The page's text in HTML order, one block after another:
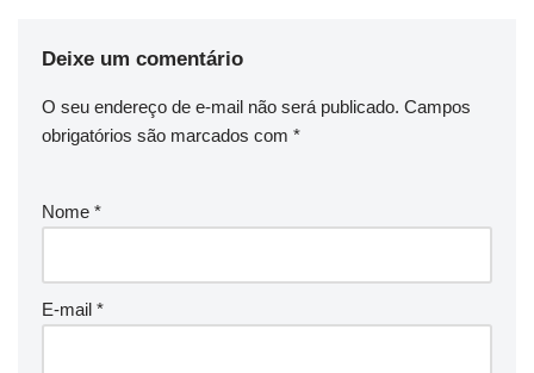
Deixe um comentário
O seu endereço de e-mail não será publicado. Campos
obrigatórios são marcados com *
Nome *
E-mail *